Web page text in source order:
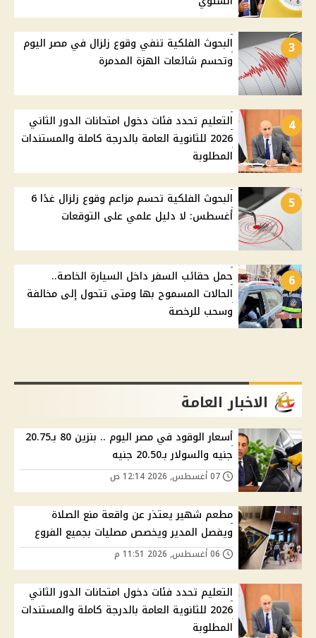
3
البحوث الفلكية تنفي وقوع زلزال في مصر اليوم
وتحسم شائعات الهزة المدمرة
4
التعليم تحدد فئات دخول امتحانات الدور الثاني
2026 للثانوية العامة بالدرجة كاملة والمستندات
المطلوبة
5
البحوث الفلكية تحسم مزاعم وقوع زلزال غدًا 6
أغسطس: لا دليل علمي على التوقعات
6
حمل حقائب السفر داخل السيارة الخاصة..
الحالات المسموح بها ومتى تتحول إلى مخالفة
وسحب للرخصة
الاخبار العامة
أسعار الوقود في مصر اليوم .. بنزين 80 بـ20.75
جنيه والسولار بـ20.50 جنيه
مطعم شهير يعتذر عن واقعة منع الصلاة
ويفصل المدير ويخصص مصليات بجميع الفروع
التعليم تحدد فئات دخول امتحانات الدور الثاني
2026 للثانوية العامة بالدرجة كاملة والمستندات
المطلوبة